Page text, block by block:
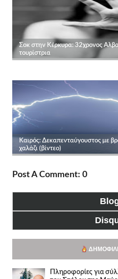
Post A Comment: 0
Πληροφορίες για